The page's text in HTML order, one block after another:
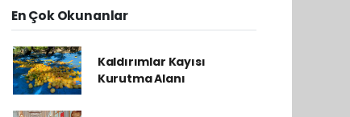
En Çok Okunanlar
Kaldırımlar Kayısı
Kurutma Alanı